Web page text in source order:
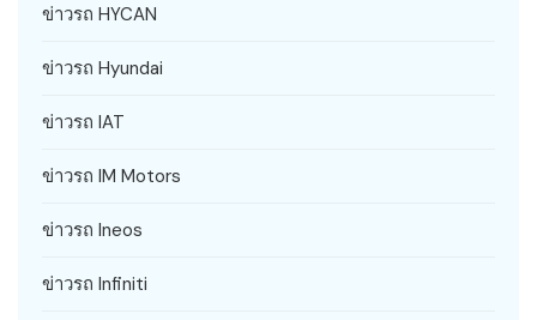
ข่าวรถ HYCAN
ข่าวรถ Hyundai
ข่าวรถ IAT
ข่าวรถ IM Motors
ข่าวรถ Ineos
ข่าวรถ Infiniti